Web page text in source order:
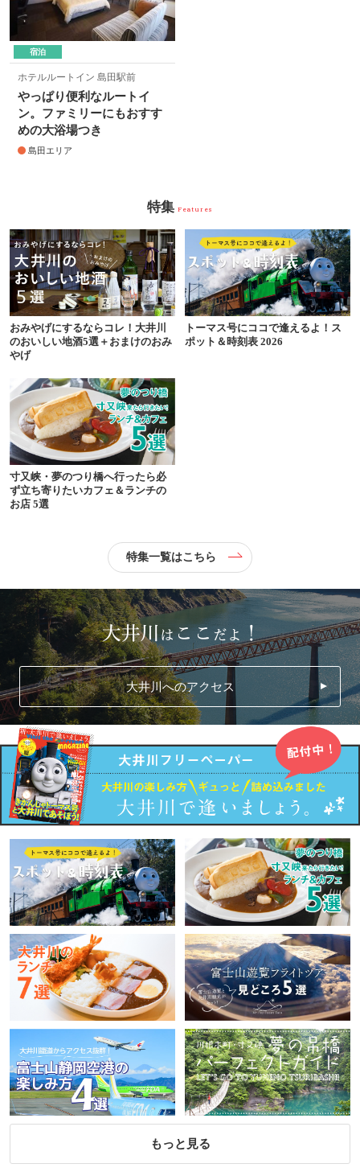
宿泊
ホテルルートイン 島田駅前
やっぱり便利なルートイ
ン。ファミリーにもおすす
めの大浴場つき
島田エリア
特集 Features
おみやげにするならコレ！大井川
のおいしい地酒5選＋おまけのおみ
やげ
トーマス号にココで逢えるよ！ス
ポット＆時刻表 2026
寸又峡・夢のつり橋へ行ったら必
ず立ち寄りたいカフェ＆ランチの
お店 5選
特集一覧はこちら
大井川へのアクセス
もっと見る